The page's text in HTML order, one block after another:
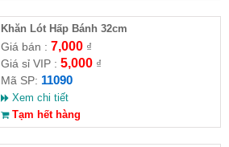
Khăn Lót Hấp Bánh 32cm
Giá bán : 7,000₫
Giá sỉ VIP : 5,000₫
Mã SP: 11090
Xem chi tiết
Tạm hết hàng